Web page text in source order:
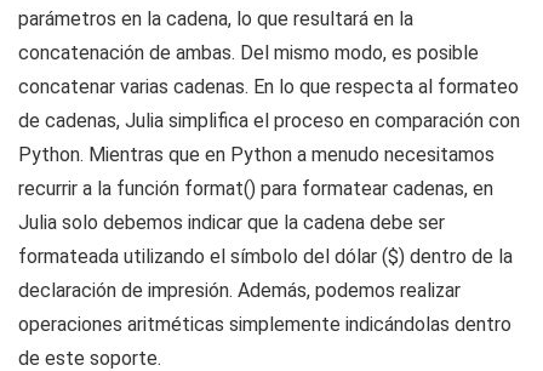
parámetros en la cadena, lo que resultará en la
concatenación de ambas. Del mismo modo, es posible
concatenar varias cadenas. En lo que respecta al formateo
de cadenas, Julia simplifica el proceso en comparación con
Python. Mientras que en Python a menudo necesitamos
recurrir a la función format() para formatear cadenas, en
Julia solo debemos indicar que la cadena debe ser
formateada utilizando el símbolo del dólar ($) dentro de la
declaración de impresión. Además, podemos realizar
operaciones aritméticas simplemente indicándolas dentro
de este soporte.